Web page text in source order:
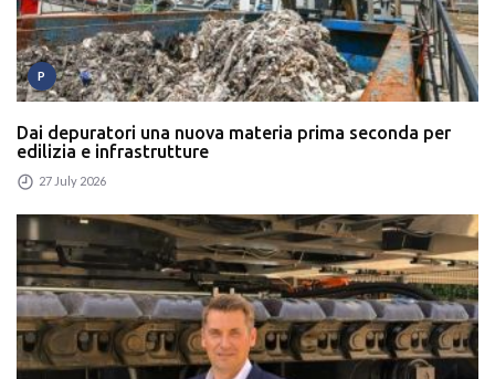
P
Dai depuratori una nuova materia prima seconda per
edilizia e infrastrutture
27 July 2026